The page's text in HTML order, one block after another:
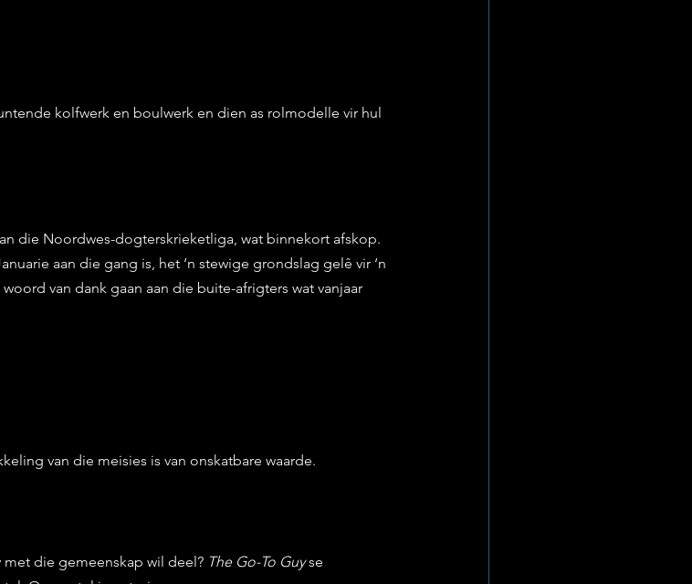
kolfwerk en boulwerk en dien as rolmodelle vir hul
die Noordwes-dogterskrieketliga, wat binnekort afskop.
aan die gang is, het ‘n stewige grondslag gelê vir ‘n
van dank gaan aan die buite-afrigters wat vanjaar
van die meisies is van onskatbare waarde.
die gemeenskap wil deel? The Go-To Guy se